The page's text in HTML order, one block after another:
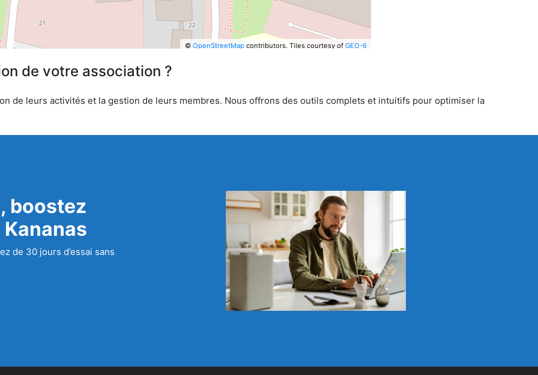
© OpenStreetMapcontributors. Tiles courtesy of GEO-6
de votre association ?
de leurs activités et la gestion de leurs membres. Nous offrons des outils complets et intuitifs pour optimiser la
boostez
de 30 jours d’essai sans